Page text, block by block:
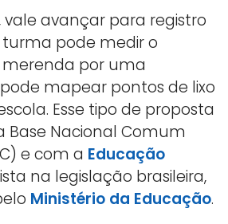
vale avançar para registro
pode medir o
por uma
mapear pontos de lixo
Esse tipo de proposta
Base Nacional Comum
e com a Educação
na legislação brasileira,
Ministério da Educação.